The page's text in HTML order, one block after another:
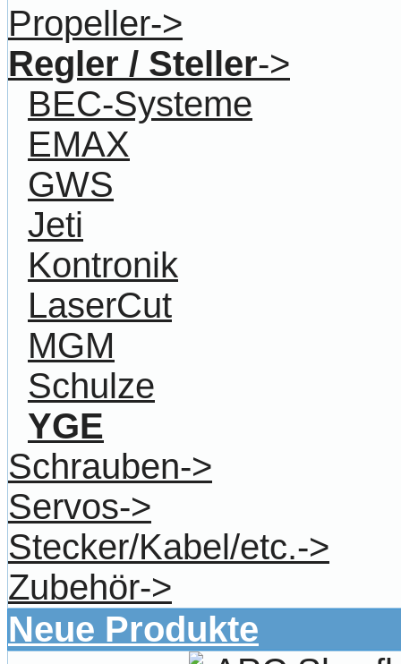
Propeller->
Regler / Steller->
BEC-Systeme
EMAX
GWS
Jeti
Kontronik
LaserCut
MGM
Schulze
YGE
Schrauben->
Servos->
Stecker/Kabel/etc.->
Zubehör->
Neue Produkte